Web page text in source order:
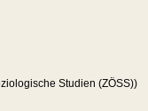
Studien (ZÖSS))